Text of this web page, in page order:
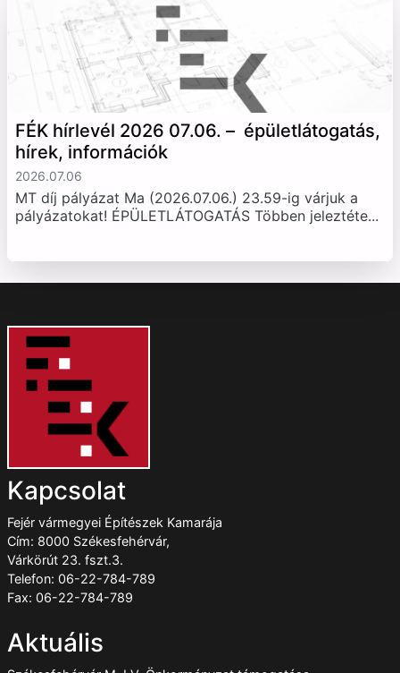
FÉK hírlevél 2026 07.06. – épületlátogatás,
hírek, információk
2026.07.06
MT díj pályázat Ma (2026.07.06.) 23.59-ig várjuk a
pályázatokat! ÉPÜLETLÁTOGATÁS Többen jeleztéte...
Kapcsolat
Fejér vármegyei Építészek Kamarája
Cím: 8000 Székesfehérvár,
Várkörút 23. fszt.3.
Telefon: 06-22-784-789
Fax: 06-22-784-789
Aktuális